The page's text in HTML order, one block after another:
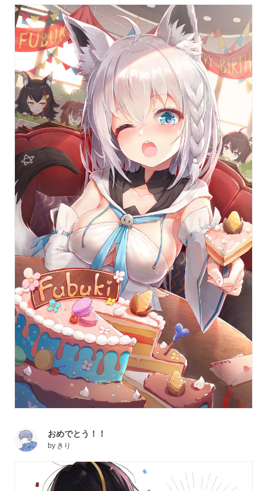
おめでとう！！
by きり